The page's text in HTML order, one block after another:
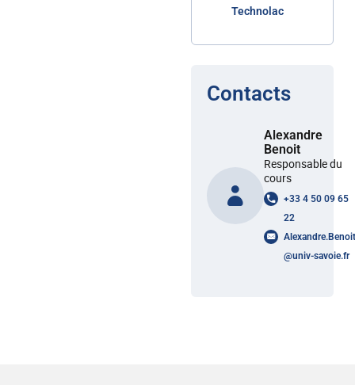
Technolac
Contacts
Alexandre
Benoit
Responsable du
cours
+33 4 50 09 65
22
Alexandre.Benoit
@univ-savoie.fr